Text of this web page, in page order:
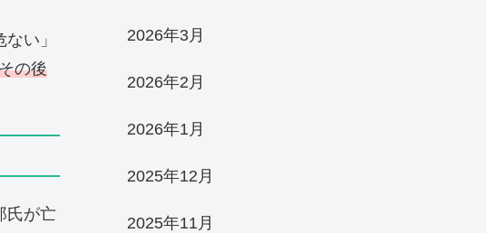
い」
の後
氏が亡
2026年3月
2026年2月
2026年1月
2025年12月
2025年11月